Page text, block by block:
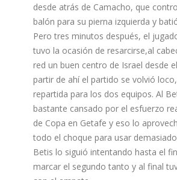
desde atrás de Camacho, que
balón para su pierna izquierda y
Pero tres minutos después, el
tuvo la ocasión de resarcirse,al
red un buen centro de Israel desde
partir de ahí­ el partido se volvió
repartida para los dos equipos. Al
bastante cansado por el esfuerzo
de Copa en Getafe y eso lo
todo el choque para usar
Betis lo siguió intentando hasta el
marcar el segundo tanto y al final